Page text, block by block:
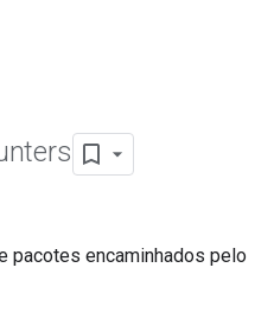
pacotes encaminhados pelo